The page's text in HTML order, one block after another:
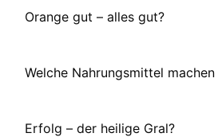
Orange gut – alles gut?
Welche Nahrungsmittel
Erfolg – der heilige Gral?